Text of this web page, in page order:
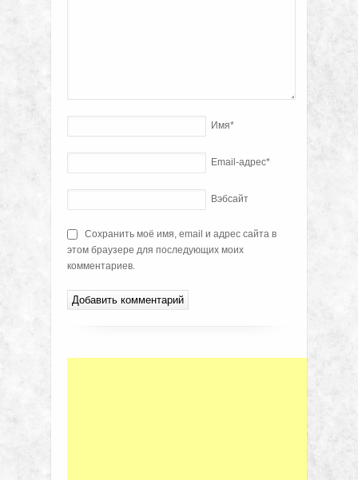
Имя*
Email-адрес*
Вэбсайт
Сохранить моё имя, email и адрес сайта в
этом браузере для последующих моих
комментариев.